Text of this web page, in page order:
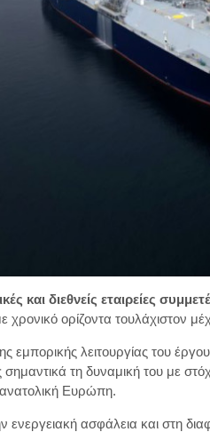
και διεθνείς εταιρείες
χρονικό ορίζοντα τουλάχιστον
εμπορικής λειτουργίας του
σημαντικά τη δυναμική του με
Ευρώπη.
ενεργειακή ασφάλεια και στη